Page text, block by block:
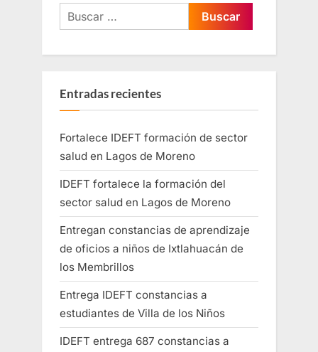
Entradas recientes
Fortalece IDEFT formación de sector
salud en Lagos de Moreno
IDEFT fortalece la formación del
sector salud en Lagos de Moreno
Entregan constancias de aprendizaje
de oficios a niños de Ixtlahuacán de
los Membrillos
Entrega IDEFT constancias a
estudiantes de Villa de los Niños
IDEFT entrega 687 constancias a